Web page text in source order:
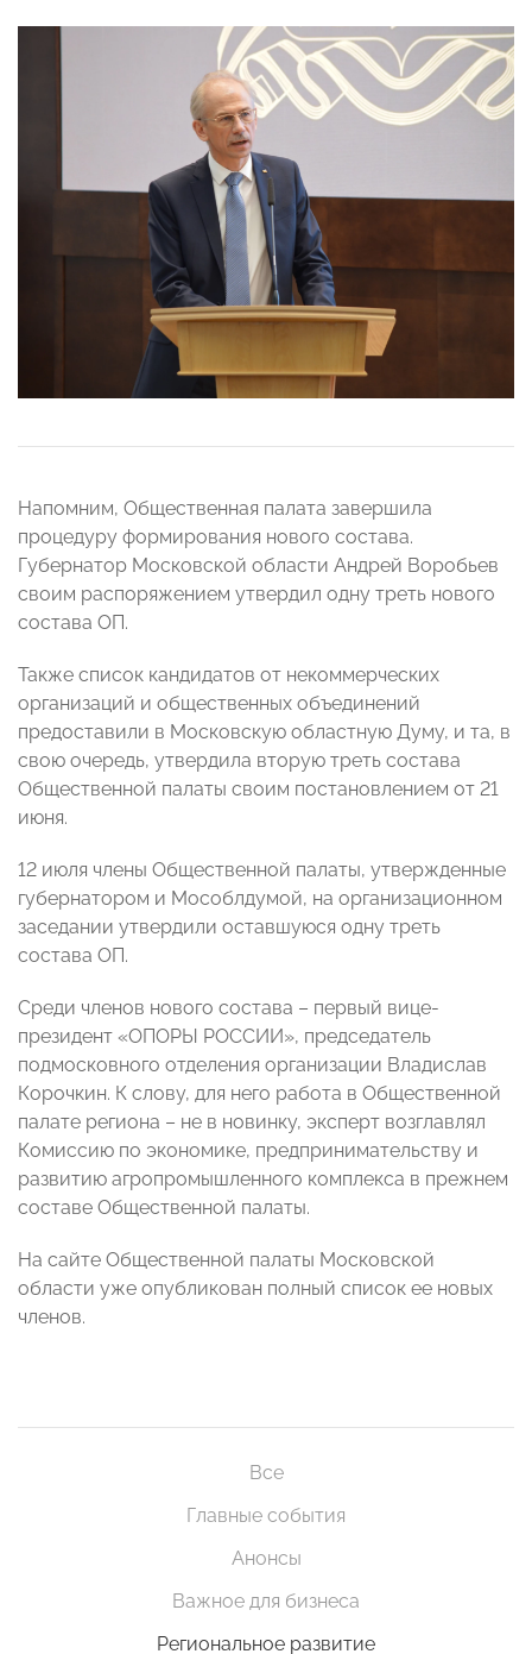
Напомним, Общественная палата завершила
процедуру формирования нового состава.
Губернатор Московской области Андрей Воробьев
своим распоряжением утвердил одну треть нового
состава ОП.
Также список кандидатов от некоммерческих
организаций и общественных объединений
предоставили в Московскую областную Думу, и та, в
свою очередь, утвердила вторую треть состава
Общественной палаты своим постановлением от 21
июня.
12 июля члены Общественной палаты, утвержденные
губернатором и Мособлдумой, на организационном
заседании утвердили оставшуюся одну треть
состава ОП.
Среди членов нового состава – первый вице-
президент «ОПОРЫ РОССИИ», председатель
подмосковного отделения организации Владислав
Корочкин. К слову, для него работа в Общественной
палате региона – не в новинку, эксперт возглавлял
Комиссию по экономике, предпринимательству и
развитию агропромышленного комплекса в прежнем
составе Общественной палаты.
На сайте Общественной палаты Московской
области уже опубликован полный список ее новых
членов.
Все
Главные события
Анонсы
Важное для бизнеса
Региональное развитие